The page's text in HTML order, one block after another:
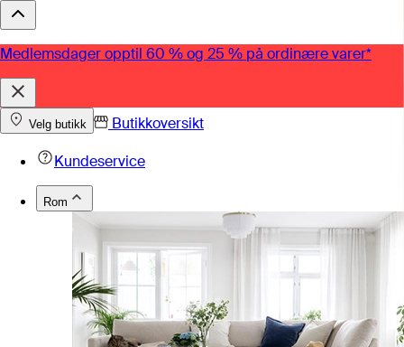
Medlemsdager opptil 60 % og 25 % på ordinære varer*
Velg butikk
Butikkoversikt
Kundeservice
Rom